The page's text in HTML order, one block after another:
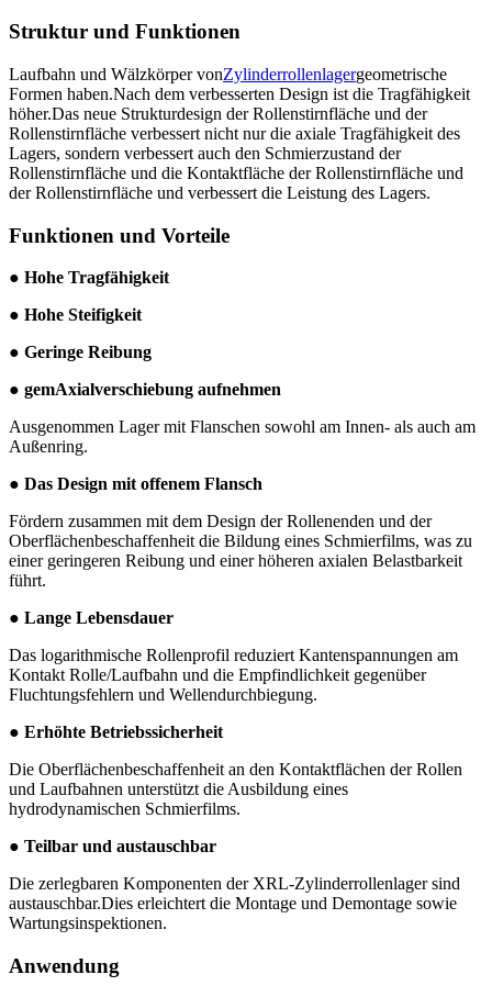
Struktur und Funktionen
Laufbahn und Wälzkörper vonZylinderrollenlagergeometrische
Formen haben.Nach dem verbesserten Design ist die Tragfähigkeit
höher.Das neue Strukturdesign der Rollenstirnfläche und der
Rollenstirnfläche verbessert nicht nur die axiale Tragfähigkeit des
Lagers, sondern verbessert auch den Schmierzustand der
Rollenstirnfläche und die Kontaktfläche der Rollenstirnfläche und
der Rollenstirnfläche und verbessert die Leistung des Lagers.
Funktionen und Vorteile
● Hohe Tragfähigkeit
● Hohe Steifigkeit
● Geringe Reibung
● gemAxialverschiebung aufnehmen
Ausgenommen Lager mit Flanschen sowohl am Innen- als auch am
Außenring.
● Das Design mit offenem Flansch
Fördern zusammen mit dem Design der Rollenenden und der
Oberflächenbeschaffenheit die Bildung eines Schmierfilms, was zu
einer geringeren Reibung und einer höheren axialen Belastbarkeit
führt.
● Lange Lebensdauer
Das logarithmische Rollenprofil reduziert Kantenspannungen am
Kontakt Rolle/Laufbahn und die Empfindlichkeit gegenüber
Fluchtungsfehlern und Wellendurchbiegung.
● Erhöhte Betriebssicherheit
Die Oberflächenbeschaffenheit an den Kontaktflächen der Rollen
und Laufbahnen unterstützt die Ausbildung eines
hydrodynamischen Schmierfilms.
● Teilbar und austauschbar
Die zerlegbaren Komponenten der XRL-Zylinderrollenlager sind
austauschbar.Dies erleichtert die Montage und Demontage sowie
Wartungsinspektionen.
Anwendung